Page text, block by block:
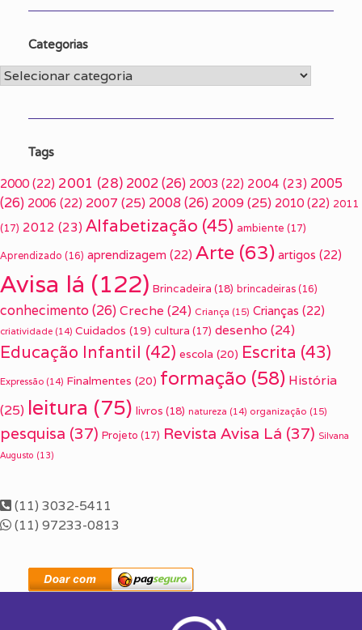
Categorias
Categorias
Tags
2000 (22) 2001 (28) 2002(26) 2003 (22) 2004 (23) 2005
(26) 2006 (22) 2007 (25) 2008(26) 2009(25) 2010 (22) 2011
(17) 2012 (23) Alfabetização (45) ambiente (17)
Aprendizado (16) aprendizagem (22) Arte (63) artigos (22)
Avisa lá (122) Brincadeira (18) brincadeiras (16)
conhecimento(26) Creche (24) Criança (15) Crianças (22)
criatividade (14) Cuidados (19) cultura (17) desenho (24)
Educação Infantil (42) escola (20) Escrita (43)
Expressão (14) Finalmentes (20) formação (58) História
(25) leitura (75) livros (18) natureza (14) organização (15)
pesquisa (37) Projeto (17) Revista Avisa Lá (37) Silvana
Augusto (13)
(11) 3032-5411
(11) 97233-0813